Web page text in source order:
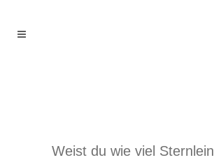
Weist du wie viel Sternlein